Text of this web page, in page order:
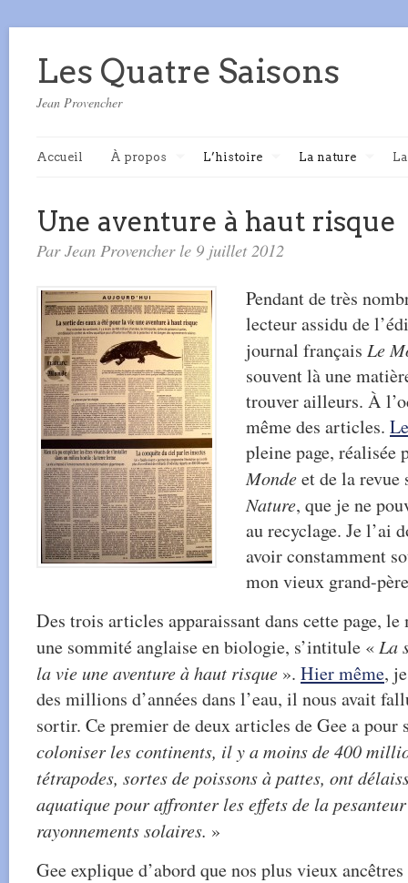
Les Quatre Saisons
Jean Provencher
Accueil À propos L’histoire La nature
Une aventure à haut risque
Par Jean Provencher le 9 juillet 2012
Pendant de très
lecteur assidu de
journal français Le
souvent là une
trouver ailleurs. À
même des articles.
pleine page, réalisée
Mondeet de la
Nature, que je ne
au recyclage. Je l’ai
avoir constamment
mon vieux grand-
Des trois articles apparaissant dans cette page,
une sommité anglaise en biologie, s’intitule « La
la vie une aventure à haut risque ». Hier même,
des millions d’années dans l’eau, il nous avait
sortir. Ce premier de deux articles de Gee a pour
coloniser les continents, il y a moins de 400
tétrapodes, sortes de poissons à pattes, ont
aquatique pour affronter les effets de la
rayonnements solaires. »
Gee explique d’abord que nos plus vieux